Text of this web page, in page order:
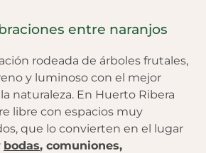
entre naranjos
rodeada de árboles frutales,
y luminoso con el mejor
naturaleza. En Huerto Ribera
libre con espacios muy
que lo convierten en el lugar
bodas, comuniones,